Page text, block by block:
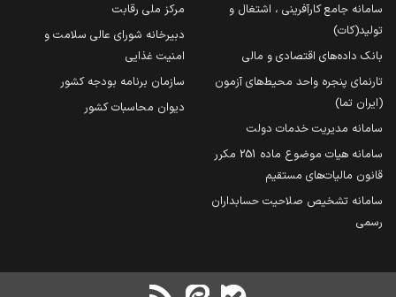
سامانه جامع کارآفرینی ، اشتغال و
تولید(کات)
بانک داده‌های اقتصادی و مالی
تارنمای پنجره واحد محیط‌های آزمون
(ایران تما)
سامانه مدیریت خدمات دولت
سامانه هیات موضوع ماده 251 مکرر
قانون مالیات‌های مستقیم
سامانه تشخیص صلاحیت حسابداران
رسمی
مرکز ملی رقابت
دبیرخانه شورای عالی سلامت و
امنیت غذایی
سازمان برنامه بودجه کشور
دیوان محاسبات کشور